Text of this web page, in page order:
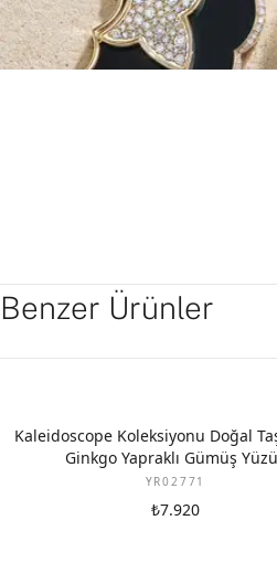
Benzer Ürünler
Kaleidoscope Koleksiyonu Doğal
Ginkgo Yapraklı Gümüş
YR02771
₺7.920